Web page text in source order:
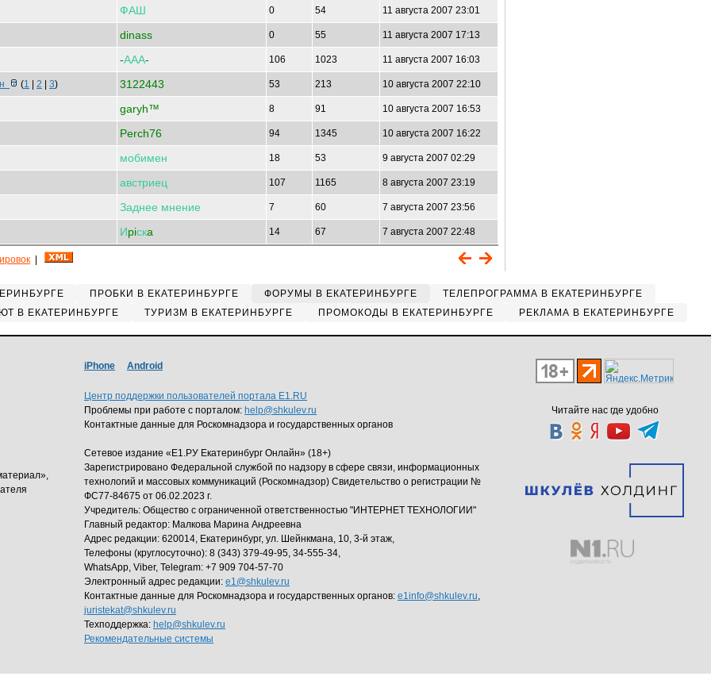
ФАШ 0 54 11 августа 2007 23:01
dinass 0 55 11 августа 2007 17:13
-ААА- 106 1023 11 августа 2007 16:03
(1 2 3) 3122443 53 213 10 августа 2007 22:10
garyh™ 8 91 10 августа 2007 16:53
Perch76 94 1345 10 августа 2007 16:22
мобимен 18 53 9 августа 2007 02:29
австриец 107 1165 8 августа 2007 23:19
Заднее мнение 7 60 7 августа 2007 23:56
Иpiскa 14 67 7 августа 2007 22:48
ПРОБКИ В ЕКАТЕРИНБУРГЕ ФОРУМЫ В ЕКАТЕРИНБУРГЕ
ТЕЛЕПРОГРАММА В ЕКАТЕРИНБУРГЕ
В ЕКАТЕРИНБУРГЕ ТУРИЗМ В ЕКАТЕРИНБУРГЕ ПРОМОКОДЫ В ЕКАТЕРИНБУРГЕ РЕКЛАМА В ЕКАТЕРИНБУРГЕ
Читайте нас где удобно
iPhone Android
Центр поддержки пользователей портала E1.RU
Проблемы при работе с порталом: help@shkulev.ru
Контактные данные для Роскомнадзора и государственных органов
Сетевое издание «Е1.РУ Екатеринбург Онлайн» (18+)
Зарегистрировано Федеральной службой по надзору в сфере связи, информационных
технологий и массовых коммуникаций (Роскомнадзор) Свидетельство о регистрации №
ФС77-84675 от 06.02.2023 г.
Учредитель: Общество с ограниченной ответственностью "ИНТЕРНЕТ ТЕХНОЛОГИИ"
Главный редактор: Малкова Марина Андреевна
Адрес редакции: 620014, Екатеринбург, ул. Шейнкмана, 10, 3-й этаж,
Телефоны (круглосуточно): 8 (343) 379-49-95, 34-555-34,
WhatsApp, Viber, Telegram: +7 909 704-57-70
Электронный адрес редакции: e1@shkulev.ru
Контактные данные для Роскомнадзора и государственных органов: e1info@shkulev.ru,
juristekat@shkulev.ru
Техподдержка: help@shkulev.ru
Рекомендательные системы